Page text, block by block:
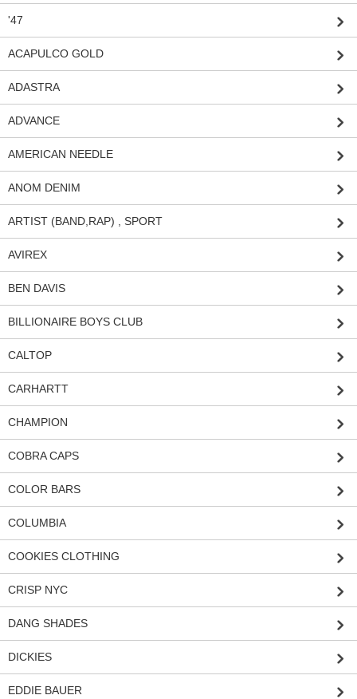
'47
ACAPULCO GOLD
ADASTRA
ADVANCE
AMERICAN NEEDLE
ANOM DENIM
ARTIST (BAND,RAP) , SPORT
AVIREX
BEN DAVIS
BILLIONAIRE BOYS CLUB
CALTOP
CARHARTT
CHAMPION
COBRA CAPS
COLOR BARS
COLUMBIA
COOKIES CLOTHING
CRISP NYC
DANG SHADES
DICKIES
EDDIE BAUER